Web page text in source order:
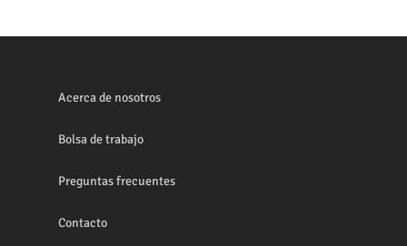
Acerca de nosotros
Bolsa de trabajo
Preguntas frecuentes
Contacto